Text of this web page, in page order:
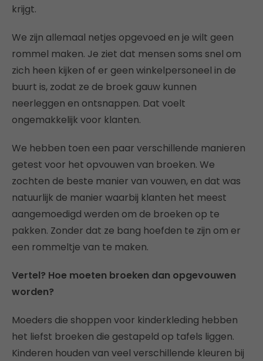
krijgt.
We zijn allemaal netjes opgevoed en je wilt geen
rommel maken. Je ziet dat mensen soms snel om
zich heen kijken of er geen winkelpersoneel in de
buurt is, zodat ze de broek gauw kunnen
neerleggen en ontsnappen. Dat voelt
ongemakkelijk voor klanten.
We hebben toen een paar verschillende manieren
getest voor het opvouwen van broeken. We
zochten de beste manier van vouwen, en dat was
natuurlijk de manier waarbij klanten het meest
aangemoedigd werden om de broeken op te
pakken. Zonder dat ze bang hoefden te zijn om er
een rommeltje van te maken.
Vertel? Hoe moeten broeken dan opgevouwen
worden?
Moeders die shoppen voor kinderkleding hebben
het liefst broeken die gestapeld op tafels liggen.
Kinderen houden van veel verschillende kleuren bij